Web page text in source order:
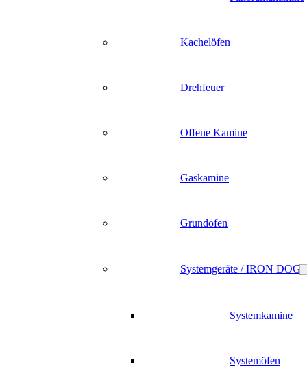
Kachelöfen
Drehfeuer
Offene Kamine
Gaskamine
Grundöfen
Systemgeräte / IRON DOG
Systemkamine
Systemöfen